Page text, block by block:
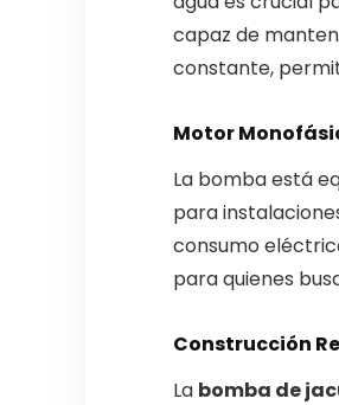
capaz de
constante,
Motor
La bomba está
para
consumo
para quienes
Construcción
La bomba de